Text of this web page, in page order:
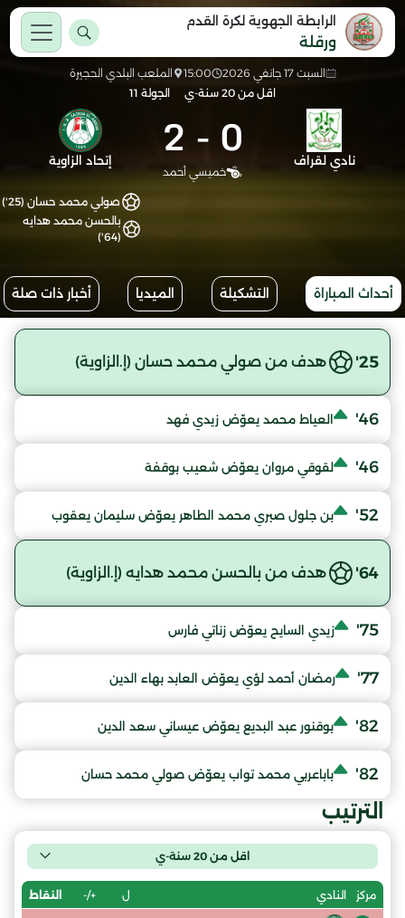
الرابطة الجهوية لكرة القدم
ورقلة
السبت 17 جانفي 2026 15:00
الملعب البلدي الحجيرة
اقل من 20 سنة-ي
الجولة 11
نادي لقراف 0
-
2
خميسي أحمد
إتحاد الزاوية
صولي محمد حسان (25')
بالحسن محمد هدايه
(64')
أحداث المباراة التشكيلة الميديا أخبار ذات صلة
25' هدف من صولي محمد حسان (إ.الزاوية)
46' العياط محمد يعوّض زيدي فهد
46' لقوقي مروان يعوّض شعيب بوقفة
52' بن جلول صبري محمد الطاهر يعوّض سليمان يعقوب
64' هدف من بالحسن محمد هدايه (إ.الزاوية)
75' زيدي السايح يعوّض زناتي فارس
77' رمضان أحمد لؤي يعوّض العابد بهاء الدين
82' بوقنور عبد البديع يعوّض عيساني سعد الدين
82' باباعربي محمد تواب يعوّض صولي محمد حسان
الترتيب
اقل من 20 سنة-ي
مركز النادي ل +/- النقاط